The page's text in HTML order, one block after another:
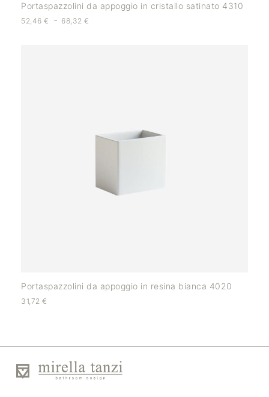
Portaspazzolini da appoggio in cristallo satinato 4310
52,46 € - 68,32€
Portaspazzolini da appoggio in resina bianca 4020
31,72 €